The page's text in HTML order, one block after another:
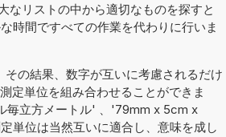
なリストの中から適切なものを探すと
時間ですべての作業を代わりに行いま
の結果、数字が互いに考慮されるだけ
定単位を組み合わせることができま
毎立方メートル' 、'79mm x 5cm x
単位は当然互いに適合し、意味を成し